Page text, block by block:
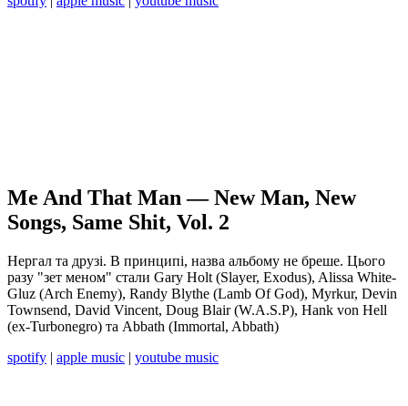
Me And That Man — New Man, New
Songs, Same Shit, Vol. 2
Нергал та друзі. В принципі, назва альбому не бреше. Цього
разу "зет меном" стали Gary Holt (Slayer, Exodus), Alissa White-
Gluz (Arch Enemy), Randy Blythe (Lamb Of God), Myrkur, Devin
Townsend, David Vincent, Doug Blair (W.A.S.P), Hank von Hell
(ex-Turbonegro) та Abbath (Immortal, Abbath)
spotify | apple music | youtube music